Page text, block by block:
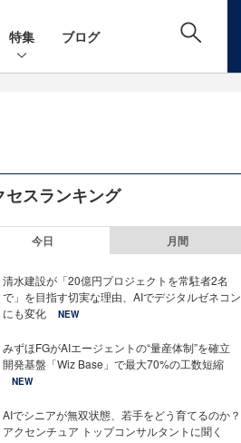
特集 ブログ
セスランキング
今日 月間
清水建設が「20億円プロジェクトを常駐者2名
で」を目指す切実な理由、AIでデジタルゼネコン
にも変化
NEW
みずほFGがAIエージェントの“量産体制”を確立
開発基盤「Wiz Base」で最大70%の工数短縮
NEW
AIでシニアが無双状態、若手をどう育てるのか？
アクセンチュア トップコンサルタントに聞く